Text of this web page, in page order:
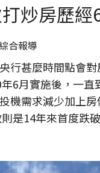
炒房歷經
合報導
行甚麼時間點會
6月實施後，一
機需求減少加上
是14年來首度跌